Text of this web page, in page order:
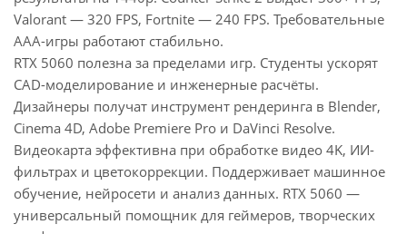
Valorant — 320 FPS, Fortnite — 240 FPS. Требовательные
AAA-игры работают стабильно.
RTX 5060 полезна за пределами игр. Студенты ускорят
CAD-моделирование и инженерные расчёты.
Дизайнеры получат инструмент рендеринга в Blender,
Cinema 4D, Adobe Premiere Pro и DaVinci Resolve.
Видеокарта эффективна при обработке видео 4K, ИИ-
фильтрах и цветокоррекции. Поддерживает машинное
обучение, нейросети и анализ данных. RTX 5060 —
универсальный помощник для геймеров, творческих